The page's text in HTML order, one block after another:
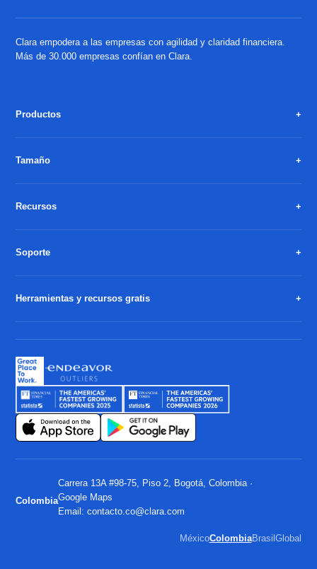
Clara empodera a las empresas con agilidad y claridad financiera.
Más de 30.000 empresas confían en Clara.
Productos
Tamaño
Recursos
Soporte
Herramientas y recursos gratis
Colombia
Carrera 13A #98-75, Piso 2, Bogotá, Colombia ·
Google Maps
Email:contacto.co@clara.com
MéxicoColombiaBrasil Global